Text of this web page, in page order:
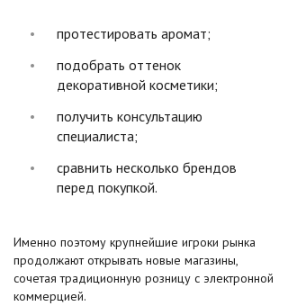
протестировать аромат;
подобрать оттенок
декоративной косметики;
получить консультацию
специалиста;
сравнить несколько брендов
перед покупкой.
Именно поэтому крупнейшие игроки рынка
продолжают открывать новые магазины,
сочетая традиционную розницу с электронной
коммерцией.